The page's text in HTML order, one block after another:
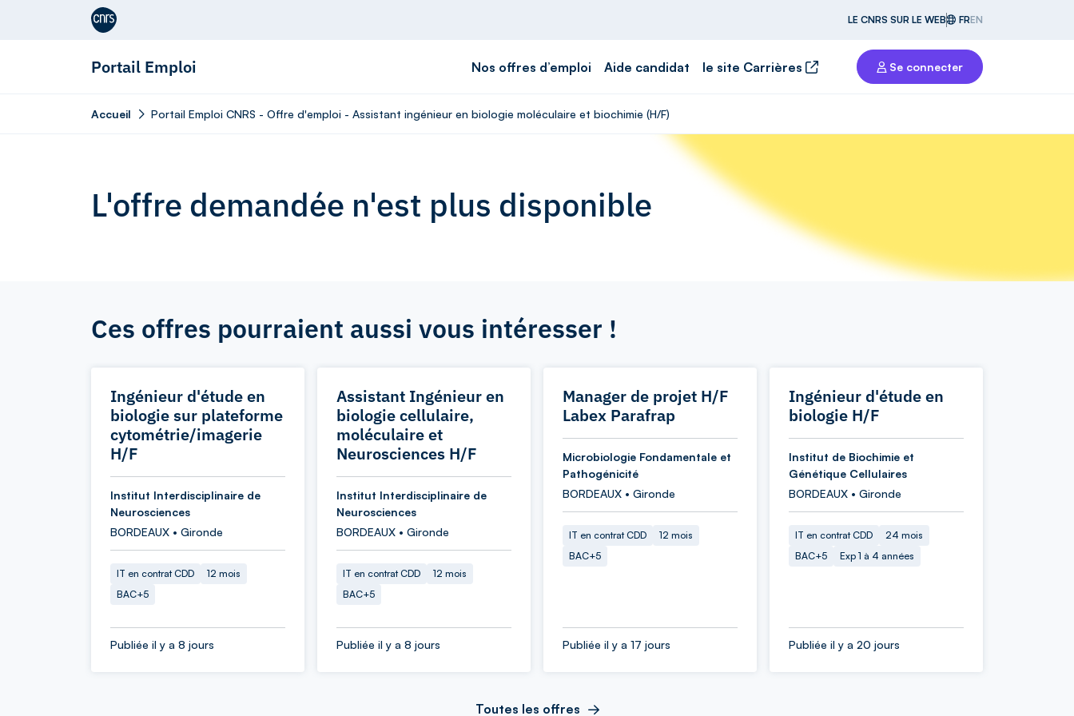
Aller au contenu
LE CNRS SUR LE WEB FREN
Portail Emploi Nos offres d’emploi Aide candidat le site Carrières Se connecter
Accueil Portail Emploi CNRS - Offre d'emploi - Assistant ingénieur en biologie moléculaire et biochimie (H/F)
L'offre demandée n'est plus disponible
Ces offres pourraient aussi vous intéresser !
Ingénieur d'étude en
biologie sur plateforme
cytométrie/imagerie
H/F
Institut Interdisciplinaire de
Neurosciences
BORDEAUX • Gironde
IT en contrat CDD
12 mois
BAC+5
Publiée il y a 8 jours
Assistant Ingénieur en
biologie cellulaire,
moléculaire et
Neurosciences H/F
Institut Interdisciplinaire de
Neurosciences
BORDEAUX • Gironde
IT en contrat CDD
12 mois
BAC+5
Publiée il y a 8 jours
Manager de projet H/F
Labex Parafrap
Microbiologie Fondamentale et
Pathogénicité
BORDEAUX • Gironde
IT en contrat CDD
12 mois
BAC+5
Publiée il y a 17 jours
Ingénieur d'étude en
biologie H/F
Institut de Biochimie et
Génétique Cellulaires
BORDEAUX • Gironde
IT en contrat CDD
24 mois
BAC+5
Exp 1 à 4 années
Publiée il y a 20 jours
Toutes les offres